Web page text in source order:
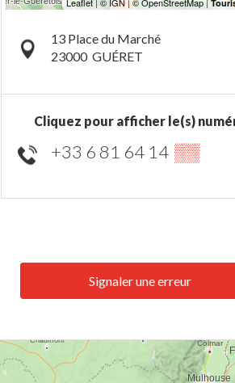
13 Place du Marché
23000 GUÉRET
Cliquez pour afficher le(s)
+33 6 81 64 14 ▒▒
Signaler une erreur